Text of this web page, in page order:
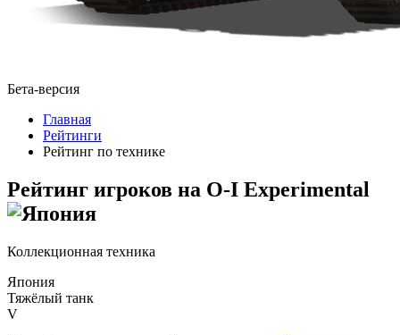
Бета-версия
Главная
Рейтинги
Рейтинг по технике
Рейтинг игроков на O-I Experimental
Коллекционная техника
Япония
Тяжёлый танк
V